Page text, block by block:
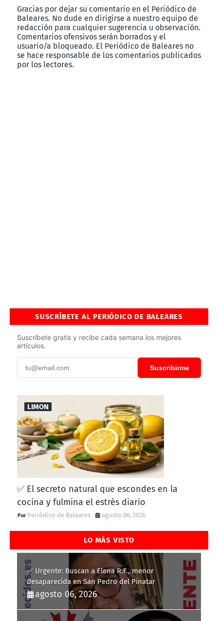
Gracias por dejar su comentario en el Periódico de
Baleares. No dude en dirigirse a nuestro equipo de
redacción para cualquier sugerencia u observación.
Comentarios ofensivos serán borrados y el
usuario/a bloqueado. El Periódico de Baleares no
se hace responsable de los comentarios publicados
por los lectores.
SUSCRÍBETE AL PERIÓDICO DE BALEARES
Suscríbete gratis y recibe cada semana los mejores
artículos.
Suscribirme
LIMON
✅ El secreto natural que escondes en la
cocina y fulmina el estrés diario
Periódico de Baleares agosto 06, 2026
LO MÁS VISTO
✅ Urgente: Buscan a Elena R.F., menor
desaparecida en San Pedro del Pinatar
agosto 06, 2026